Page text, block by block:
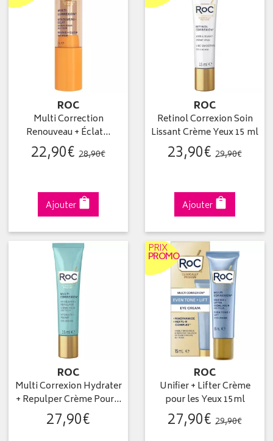
ROC
Multi Correction
Renouveau + Éclat…
22,90€ 28,90€
Ajouter
ROC
Retinol Correxion Soin
Lissant Crème Yeux 15 ml
23,90€ 29,90€
Ajouter
ROC
Multi Correxion Hydrater
+ Repulper Crème Pour…
27,90€
PRIX
PROMO
ROC
Unifier + Lifter Crème
pour les Yeux 15ml
27,90€ 29,90€